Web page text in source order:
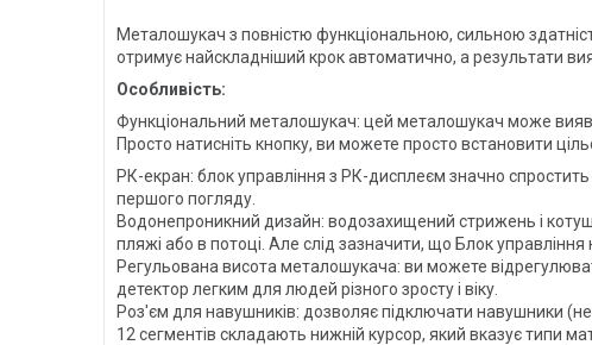
Металошукач з повністю функціональною, сильною
отримує найскладніший крок автоматично, а результати
Особливість:
Функціональний металошукач: цей металошукач може
Просто натисніть кнопку, ви можете просто встановити
РК-екран: блок управління з РК-дисплеєм значно
першого погляду.
Водонепроникний дизайн: водозахищений стрижень і
пляжі або в потоці. Але слід зазначити, що Блок
Регульована висота металошукача: ви можете
детектор легким для людей різного зросту і віку.
Роз'єм для навушників: дозволяє підключати навушники
12 сегментів складають нижній курсор, який вказує типи